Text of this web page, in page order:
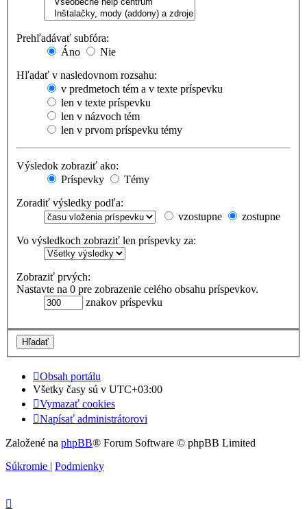
Prehľadávať subfóra:
Áno
Nie
Hľadať v nasledovnom rozsahu:
v predmetoch tém a v texte príspevku
len v texte príspevku
len v názvoch tém
len v prvom príspevku témy
Výsledok zobraziť ako:
Príspevky
Témy
Zoradiť výsledky podľa:
vzostupne
zostupne
Vo výsledkoch zobraziť len príspevky za:
Zobraziť prvých:
Nastavte na 0 pre zobrazenie celého obsahu príspevkov.
znakov príspevku
Obsah portálu
Všetky časy sú v UTC+03:00
Vymazať cookies
Napísať administrátorovi
Založené na phpBB® Forum Software © phpBB Limited
Súkromie | Podmienky